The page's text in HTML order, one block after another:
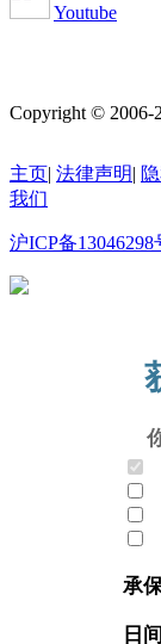
Youtube
Copyright © 2006-
主页| 法律声明|
我们
沪ICP备13046298
承
日